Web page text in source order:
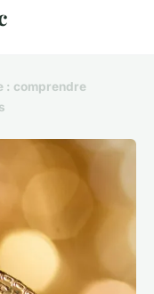
: comprendre